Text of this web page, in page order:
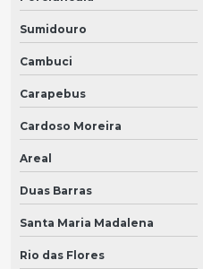
Sumidouro
Cambuci
Carapebus
Cardoso Moreira
Areal
Duas Barras
Santa Maria Madalena
Rio das Flores